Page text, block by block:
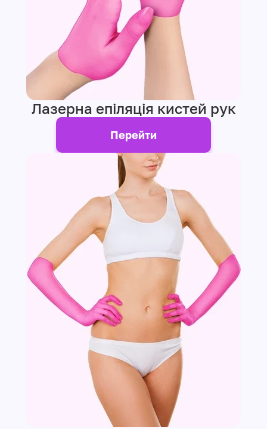
Лазерна епіляція кистей рук
Перейти